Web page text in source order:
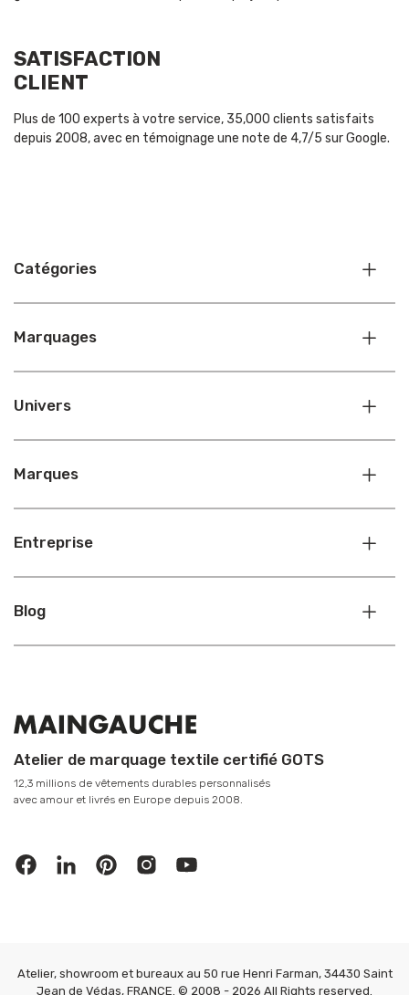
SATISFACTION
CLIENT
Plus de 100 experts à votre service, 35,000 clients satisfaits
depuis 2008, avec en témoignage une note de 4,7/5 sur Google.
Catégories
Marquages
Univers
Marques
Entreprise
Blog
Atelier de marquage textile certifié GOTS
12,3 millions de vêtements durables personnalisés
avec amour et livrés en Europe depuis 2008.
Atelier, showroom et bureaux au 50 rue Henri Farman, 34430 Saint
Jean de Védas, FRANCE. © 2008 - 2026 All Rights reserved.